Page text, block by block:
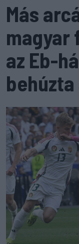
Más
magyar
az Eb-